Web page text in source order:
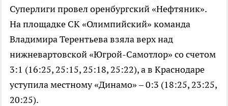
Суперлиги провел оренбургский «Нефтяник».
На площадке СК «Олимпийский» команда
Владимира Терентьева взяла верх над
нижневартовской «Югрой-Самотлор» со счетом
3:1 (16:25, 25:15, 25:18, 25:22), а в Краснодаре
уступила местному «Динамо» – 0:3 (18:25, 23:25,
20:25).